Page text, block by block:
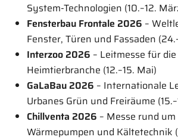
System-Technologien (10.–12.
Fensterbau Frontale 2026 –
Fenster, Türen und Fassaden
Interzoo 2026 – Leitmesse für
Heimtierbranche (12.–15. Mai)
GaLaBau 2026 – Internationale
Urbanes Grün und Freiräume
Chillventa 2026 – Messe rund
Wärmepumpen und Kältetechnik